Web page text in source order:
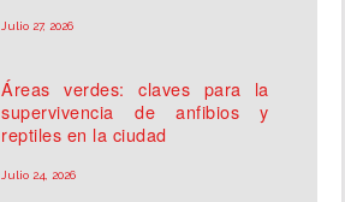
Julio 27, 2026
Áreas verdes: claves para la
supervivencia de anfibios y
reptiles en la ciudad
Julio 24, 2026